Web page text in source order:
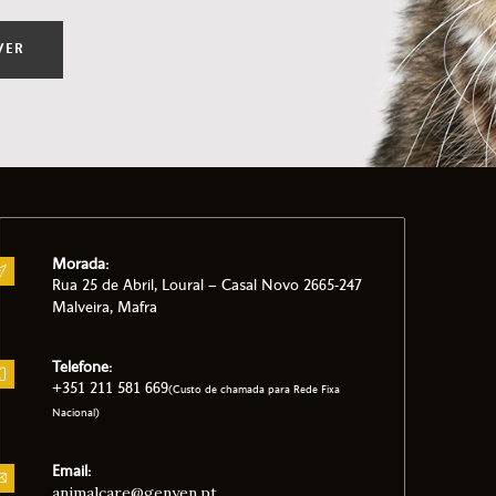
Morada:
Rua 25 de Abril, Loural – Casal Novo 2665-247
Malveira, Mafra
Telefone:
+351 211 581 669(Custo de chamada para Rede Fixa
Nacional)
Email: